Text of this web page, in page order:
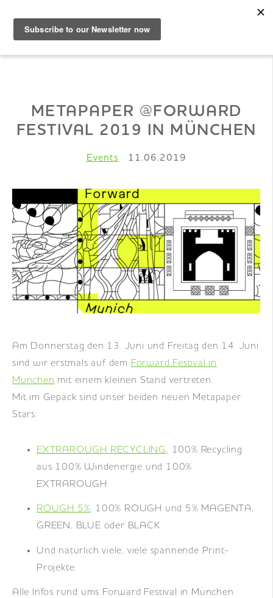
Shop
Production
Wissen
DE |EN |FR
METAPAPER @FORWARD
FESTIVAL 2019 IN MÜNCHEN
Events 11.06.2019
Am Donnerstag den 13. Juni und Freitag den 14. Juni
sind wir erstmals auf dem Forward Festival in
München mit einem kleinen Stand vertreten.
Mit im Gepäck sind unser beiden neuen Metapaper
Stars:
EXTRAROUGH RECYCLING, 100% Recycling
aus 100% Windenergie und 100%
EXTRAROUGH
ROUGH 5%. 100% ROUGH und 5% MAGENTA,
GREEN, BLUE oder BLACK.
Und natürlich viele, viele spannende Print-
Projekte.
Alle Infos rund ums Forward Festival in München